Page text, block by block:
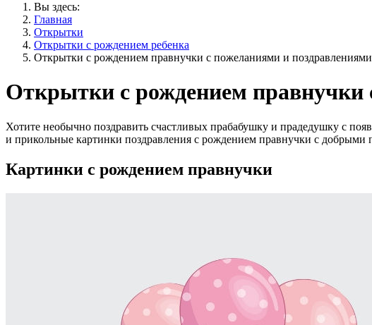
Вы здесь:
Главная
Открытки
Открытки с рождением ребенка
Открытки с рождением правнучки с пожеланиями и поздравлениями
Открытки с рождением правнучки
Хотите необычно поздравить счастливых прабабушку и прадедушку с
и прикольные картинки поздравления с рождением правнучки с
Картинки с рождением правнучки